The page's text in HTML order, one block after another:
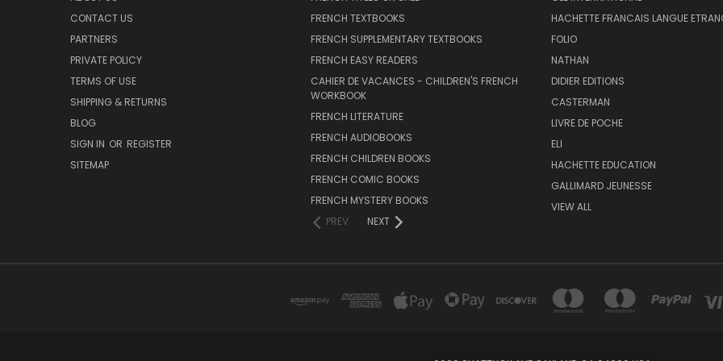
CONTACT US
PARTNERS
PRIVATE POLICY
TERMS OF USE
SHIPPING & RETURNS
BLOG
SIGN IN OR REGISTER
SITEMAP
FRENCH TEXTBOOKS
FRENCH SUPPLEMENTARY TEXTBOOKS
FRENCH EASY READERS
CAHIER DE VACANCES - CHILDREN'S FRENCH
WORKBOOK
FRENCH LITERATURE
FRENCH AUDIOBOOKS
FRENCH CHILDREN BOOKS
FRENCH COMIC BOOKS
FRENCH MYSTERY BOOKS
PREV
NEXT
HACHETTE FRANCAIS LANGUE
FOLIO
NATHAN
DIDIER EDITIONS
CASTERMAN
LIVRE DE POCHE
ELI
HACHETTE EDUCATION
GALLIMARD JEUNESSE
VIEW ALL